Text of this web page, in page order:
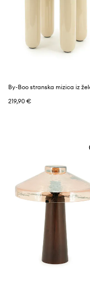
219,90 €